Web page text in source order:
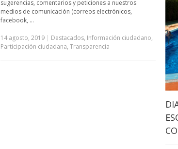
sugerencias, comentarios y peticiones a nuestros
medios de comunicación (correos electrónicos,
facebook, …
14 agosto, 2019| Destacados, Información ciudadano,
Participación ciudadana, Transparencia